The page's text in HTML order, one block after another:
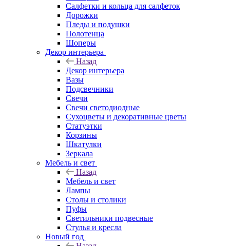
Салфетки и кольца для салфеток
Дорожки
Пледы и подушки
Полотенца
Шоперы
Декор интерьера
Назад
Декор интерьера
Вазы
Подсвечники
Свечи
Свечи светодиодные
Сухоцветы и декоративные цветы
Статуэтки
Корзины
Шкатулки
Зеркала
Мебель и свет
Назад
Мебель и свет
Лампы
Столы и столики
Пуфы
Светильники подвесные
Стулья и кресла
Новый год